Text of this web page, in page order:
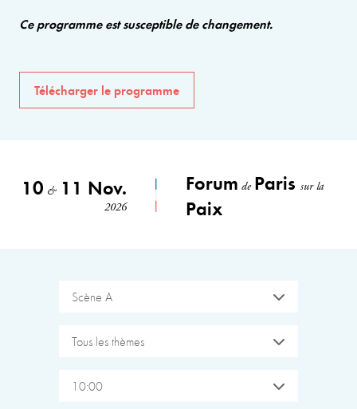
Ce programme est susceptible de changement.
Télécharger le programme
10 &11 Nov.
2026
Forum de Parissur la
Paix
Scène A
Tous les thèmes
10:00